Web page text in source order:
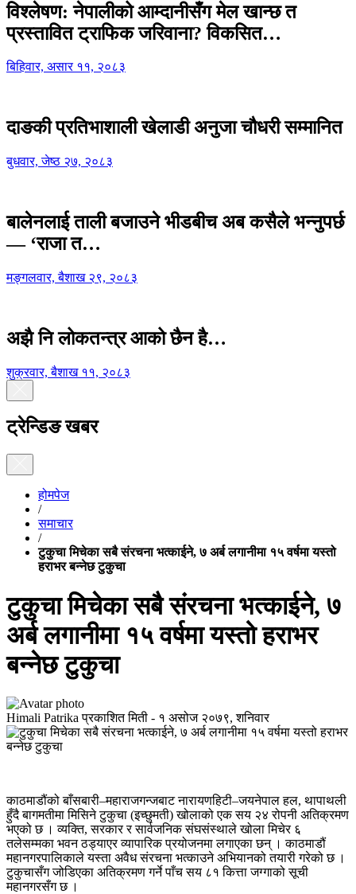
विश्लेषण: नेपालीको आम्दानीसँग मेल खान्छ त
प्रस्तावित ट्राफिक जरिवाना? विकसित…
बिहिवार, असार ११, २०८३
दाङकी प्रतिभाशाली खेलाडी अनुजा चौधरी सम्मानित
बुधवार, जेष्ठ २७, २०८३
बालेनलाई ताली बजाउने भीडबीच अब कसैले भन्नुपर्छ
— ‘राजा त…
मङ्गलवार, बैशाख २९, २०८३
अझै नि लोकतन्त्र आको छैन है…
शुक्रवार, बैशाख ११, २०८३
ट्रेन्डिङ खबर
होमपेज
/
समाचार
/
टुकुचा मिचेका सबै संरचना भत्काईने, ७ अर्ब लगानीमा १५ वर्षमा यस्तो
हराभर बन्नेछ टुकुचा
टुकुचा मिचेका सबै संरचना भत्काईने, ७
अर्ब लगानीमा १५ वर्षमा यस्तो हराभर
बन्नेछ टुकुचा
Himali Patrika प्रकाशित मिती - १ असोज २०७९, शनिवार
काठमाडौंको बाँसबारी–महाराजगन्जबाट नारायणहिटी–जयनेपाल हल, थापाथली
हुँदै बागमतीमा मिसिने टुकुचा (इच्छुमती) खोलाको एक सय २४ रोपनी अतिक्रमण
भएको छ । व्यक्ति, सरकार र सार्वजनिक संघसंस्थाले खोला मिचेर ६
तलेसम्मका भवन ठड्याएर व्यापारिक प्रयोजनमा लगाएका छन् । काठमाडौं
महानगरपालिकाले यस्ता अवैध संरचना भत्काउने अभियानको तयारी गरेको छ ।
टुकुचासँग जोडिएका अतिक्रमण गर्ने पाँच सय ८१ कित्ता जग्गाको सूची
महानगरसँग छ ।